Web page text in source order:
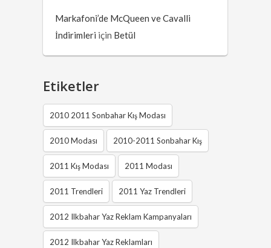
Markafoni’de McQueen ve Cavalli
İndirimleri için Betül
Etiketler
2010 2011 Sonbahar Kış Modası
2010 Modası 2010-2011 Sonbahar Kış
2011 Kış Modası 2011 Modası
2011 Trendleri 2011 Yaz Trendleri
2012 Ilkbahar Yaz Reklam Kampanyaları
2012 Ilkbahar Yaz Reklamları